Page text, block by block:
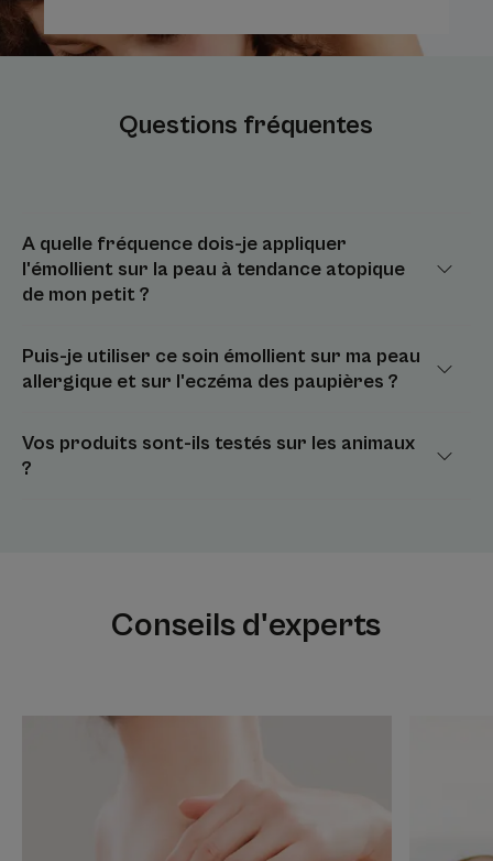
Questions fréquentes
A quelle fréquence dois-je appliquer
l'émollient sur la peau à tendance atopique
de mon petit ?
Puis-je utiliser ce soin émollient sur ma peau
allergique et sur l'eczéma des paupières ?
Vos produits sont-ils testés sur les animaux
?
Conseils d'experts